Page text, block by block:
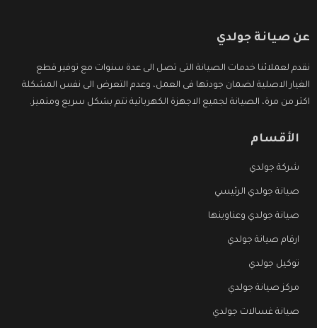
عن صيانة جولدي
نقدم لعملائنا خدمات الصيانة التى تصل الى عدة سنوات مع توفير قطع
الغيار الاصلية لضمان جودتها فى العمل، وعدم التعرض الى نفس المشكلة
اكثر من مرة، الصيانة لجميع الاجهزة الكهربائية تتم بشكل سريع ومتميز.
الأقسام
شركة جولدي
صيانة جولدي الرئيسي
صيانة جولدي وعناوينها
ارقام صيانة جولدي
توكيل جولدي
مركز صيانة جولدي
صيانة غسالات جولدي